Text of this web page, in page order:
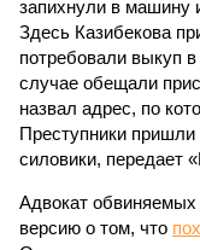
запихнули в машину
Здесь Казибекова
потребовали выкуп в
случае обещали
назвал адрес, по
Преступники пришли
силовики, передает
Адвокат
версию о том, что